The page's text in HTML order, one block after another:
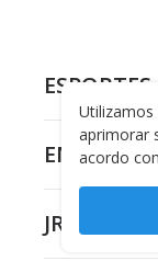
ESPORTES
JR 24H
aprimorar
acordo